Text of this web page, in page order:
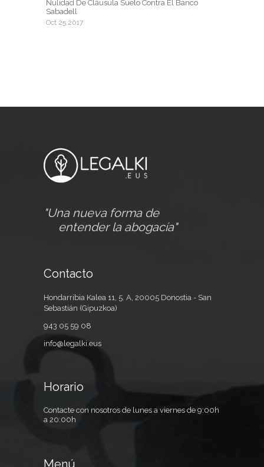
Nulidad De Cláusula Suelo Contra El Banco
Sabadell
Oct 25,2017
"Una nueva forma de
entender la abogacía"
Contacto
Hondarribia Kalea 11, 5. A, 20005 Donostia - San
Sebastián (Gipuzkoa)
943 05 59 08
info@legalki.eus
Horario
Contacte con nosotros de lunes a viernes de 9:00h
a 20:00h
Menú